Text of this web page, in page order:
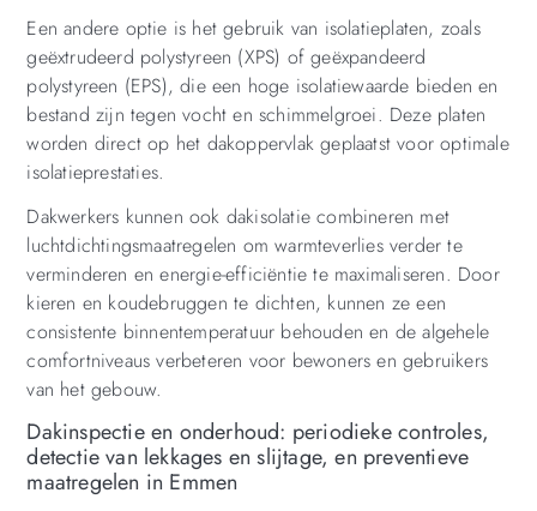
Een andere optie is het gebruik van isolatieplaten, zoals
geëxtrudeerd polystyreen (XPS) of geëxpandeerd
polystyreen (EPS), die een hoge isolatiewaarde bieden en
bestand zijn tegen vocht en schimmelgroei. Deze platen
worden direct op het dakoppervlak geplaatst voor optimale
isolatieprestaties.
Dakwerkers kunnen ook dakisolatie combineren met
luchtdichtingsmaatregelen om warmteverlies verder te
verminderen en energie-efficiëntie te maximaliseren. Door
kieren en koudebruggen te dichten, kunnen ze een
consistente binnentemperatuur behouden en de algehele
comfortniveaus verbeteren voor bewoners en gebruikers
van het gebouw.
Dakinspectie en onderhoud: periodieke controles,
detectie van lekkages en slijtage, en preventieve
maatregelen in Emmen